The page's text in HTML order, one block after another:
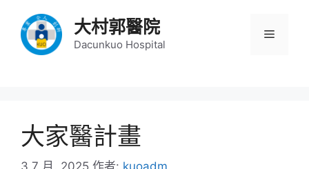
大村郭醫院
Dacunkuo Hospital
選
大家醫計畫
3 7 月, 2025 作者: kuoadm